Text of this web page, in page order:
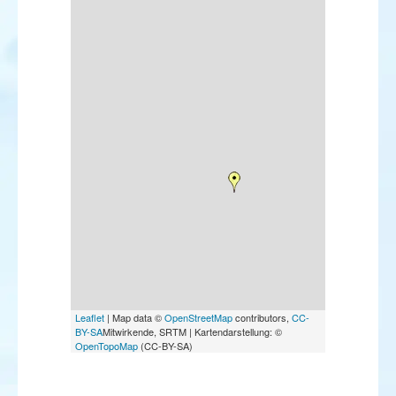
Leaflet | Map data ©OpenStreetMapcontributors, CC-
BY-SAMitwirkende, SRTM | Kartendarstellung: ©
OpenTopoMap (CC-BY-SA)